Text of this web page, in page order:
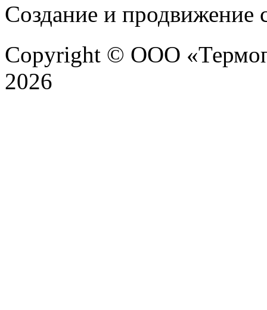
Создание и продвижение
Copyright © ООО
2026